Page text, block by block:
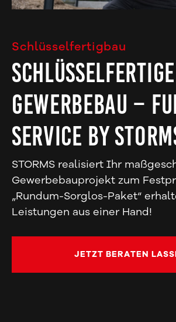
Schlüsselfertigbau
Gewerbebau –
Service by
STORMS realisiert Ihr
Gewerbebauprojekt zum
„Rundum-Sorglos-Paket“
Leistungen aus einer Hand!
JETZT BERATEN